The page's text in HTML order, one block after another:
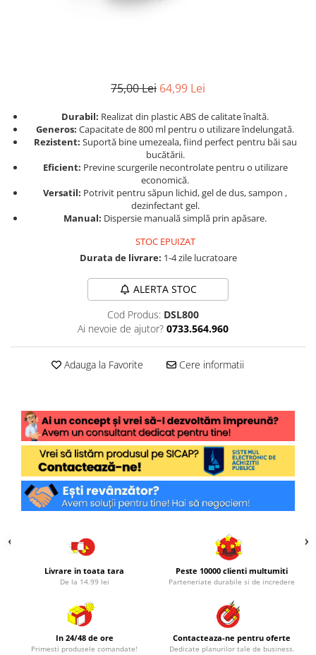
75,00 Lei 64,99 Lei
Durabil: Realizat din plastic ABS de calitate înaltă.
Generos: Capacitate de 800 ml pentru o utilizare îndelungată.
Rezistent: Suportă bine umezeala, fiind perfect pentru băi sau
bucătării.
Eficient: Previne scurgerile necontrolate pentru o utilizare
economică.
Versatil: Potrivit pentru săpun lichid, gel de dus, sampon ,
dezinfectant gel.
Manual: Dispersie manuală simplă prin apăsare.
STOC EPUIZAT
Durata de livrare: 1-4 zile lucratoare
ALERTA STOC
Cod Produs: DSL800
Ai nevoie de ajutor? 0733.564.960
Adauga la Favorite Cere informatii
Livrare in toata tara
De la 14.99 lei
Peste 10000 clienti multumiti
Parteneriate durabile si de incredere
In 24/48 de ore
Primesti produsele comandate!
Contacteaza-ne pentru oferte
Dedicate planurilor tale de business.